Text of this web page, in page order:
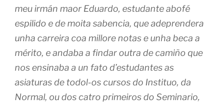
meu irmán maor Eduardo, estudante abofé
espilido e de moita sabencia, que adeprendera
unha carreira coa millore notas e unha beca a
mérito, e andaba a findar outra de camiño que
nos ensinaba a un fato d’estudantes as
asiaturas de todol-os cursos do Instituo, da
Normal, ou dos catro primeiros do Seminario,